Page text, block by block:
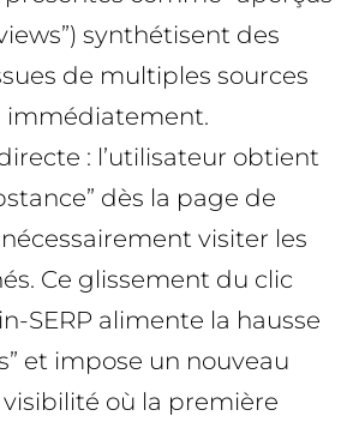
synthétisent des
de multiples sources
immédiatement.
: l’utilisateur obtient
dès la page de
visiter les
Ce glissement du clic
SERP alimente la hausse
et impose un nouveau
où la première